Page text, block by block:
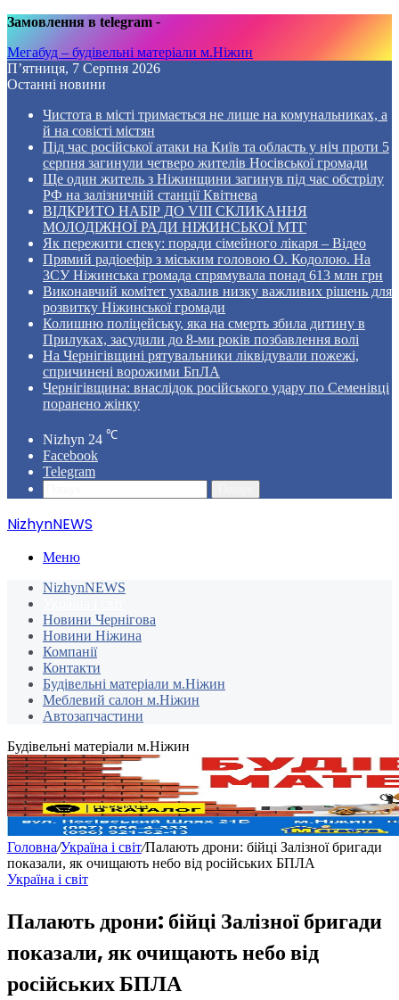
Замовлення в telegram -
Мегабуд – будівельні матеріали м.Ніжин
П’ятниця, 7 Серпня 2026
Останні новини
Чистота в місті тримається не лише на комунальниках, а
й на совісті містян
Під час російської атаки на Київ та область у ніч проти 5
серпня загинули четверо жителів Носівської громади
Ще один житель з Ніжинщини загинув під час обстрілу
РФ на залізничній станції Квітнева
ВІДКРИТО НАБІР ДО VIII СКЛИКАННЯ
МОЛОДІЖНОЇ РАДИ НІЖИНСЬКОЇ МТГ
Як пережити спеку: поради сімейного лікаря – Відео
Прямий радіоефір з міським головою О. Кодолою. На
ЗСУ Ніжинська громада спрямувала понад 613 млн грн
Виконавчий комітет ухвалив низку важливих рішень для
розвитку Ніжинської громади
Колишню поліцейську, яка на смерть збила дитину в
Прилуках, засудили до 8-ми років позбавлення волі
На Чернігівщині рятувальники ліквідували пожежі,
спричинені ворожими БпЛА
Чернігівщина: внаслідок російського удару по Семенівці
поранено жінку
Nizhyn 24 ℃
Facebook
Telegram
NizhynNEWS
Меню
NizhynNEWS
Новини Чернігова
Новини Ніжина
Компанії
Контакти
Будівельні матеріали м.Ніжин
Меблевий салон м.Ніжин
Автозапчастини
Будівельні матеріали м.Ніжин
Головна/Україна і світ/Палають дрони: бійці Залізної бригади
показали, як очищають небо від російських БПЛА
Україна і світ
Палають дрони: бійці Залізної бригади
показали, як очищають небо від
російських БПЛА